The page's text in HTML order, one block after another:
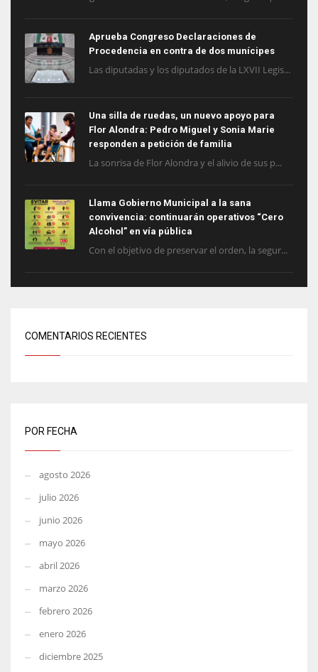
Aprueba Congreso Declaraciones de
Procedencia en contra de dos munícipes
Las diputadas y los diputados de la LXVII Legis...
Una silla de ruedas, un nuevo apoyo para
Flor Alondra: Pedro Miguel y Sonia Marie
responden a petición de familia
La sonrisa de Flor Alondra y el alivio de sus p...
Llama Gobierno Municipal a la sana
convivencia: continuarán operativos “Cero
Alcohol” en vía pública
Con el objetivo de preservar el orden, la segur...
COMENTARIOS RECIENTES
POR FECHA
agosto 2026
julio 2026
junio 2026
mayo 2026
abril 2026
marzo 2026
febrero 2026
enero 2026
diciembre 2025